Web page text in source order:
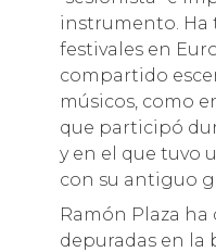
instrumento. Ha
festivales en
compartido
músicos, como
que participó
y en el que tuvo
con su antiguo
Ramón Plaza
depuradas en la